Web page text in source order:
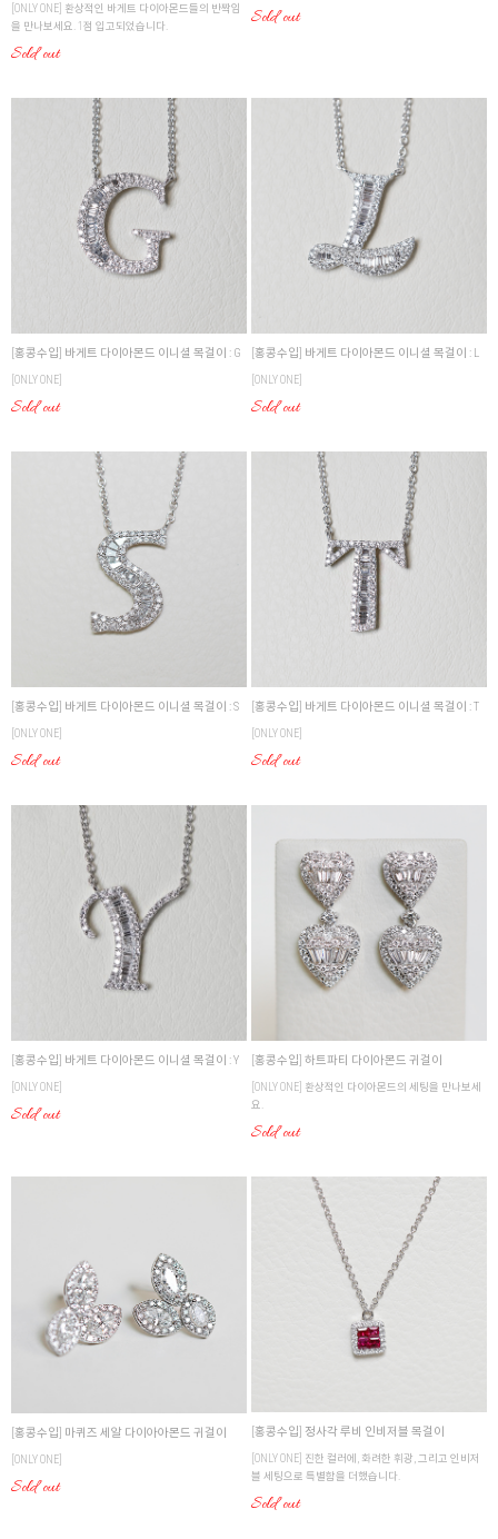
[ONLY ONE] 환상적인 바게트 다이아몬드들의 반짝임
을 만나보세요. 1점 입고되었습니다.
Sold out
Sold out
[홍콩수입] 바게트 다이아몬드 이니셜 목걸이 : G
[ONLY ONE]
Sold out
[홍콩수입] 바게트 다이아몬드 이니셜 목걸이 : L
[ONLY ONE]
Sold out
[홍콩수입] 바게트 다이아몬드 이니셜 목걸이 : S
[ONLY ONE]
Sold out
[홍콩수입] 바게트 다이아몬드 이니셜 목걸이 : T
[ONLY ONE]
Sold out
[홍콩수입] 바게트 다이아몬드 이니셜 목걸이 : Y
[ONLY ONE]
Sold out
[홍콩수입] 하트파티 다이아몬드 귀걸이
[ONLY ONE] 환상적인 다이아몬드의 세팅을 만나보세
요.
Sold out
[홍콩수입] 마퀴즈 세알 다이아아몬드 귀걸이
[ONLY ONE]
Sold out
[홍콩수입] 정사각 루비 인비저블 목걸이
[ONLY ONE] 진한 컬러에, 화려한 휘광, 그리고 인비저
블 세팅으로 특별함을 더했습니다.
Sold out